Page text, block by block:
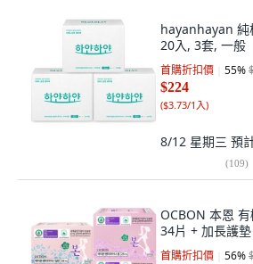
hayanhayan 純
20入, 3套, 一般
首購折扣價 55%
$224
($3.73/1入)
8/12 星期三 預
(109)
OCBON 本恩
34片 + 加長護
首購折扣價 56%